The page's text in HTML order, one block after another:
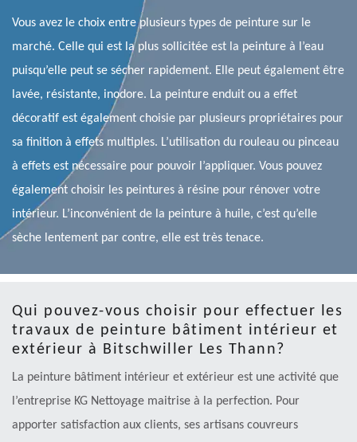
Vous avez le choix entre plusieurs types de peinture sur le
marché. Celle qui est la plus sollicitée est la peinture à l’eau
puisqu’elle peut se sécher rapidement. Elle peut également être
lavée, résistante, inodore. La peinture enduit ou a effet
décoratif est également choisie par plusieurs propriétaires pour
sa finition à effets multiples. L’utilisation du rouleau ou pinceau
à effets est nécessaire pour pouvoir l’appliquer. Vous pouvez
également choisir les peintures à résine pour rénover votre
intérieur. L’inconvénient de la peinture à huile, c’est qu’elle
sèche lentement par contre, elle est très tenace.
Qui pouvez-vous choisir pour effectuer les
travaux de peinture bâtiment intérieur et
extérieur à Bitschwiller Les Thann?
La peinture bâtiment intérieur et extérieur est une activité que
l’entreprise KG Nettoyage maitrise à la perfection. Pour
apporter satisfaction aux clients, ses artisans couvreurs